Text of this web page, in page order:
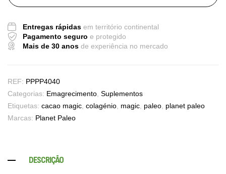
Entregas rápidas em território continental
Pagamento seguro e protegido
Mais de 30 anos de experiência no mercado
REF: PPPP4040
Categorias: Emagrecimento Suplementos
Etiquetas: cacao magic colagénio magic paleo planet paleo
Marcas: Planet Paleo
DESCRIÇÃO